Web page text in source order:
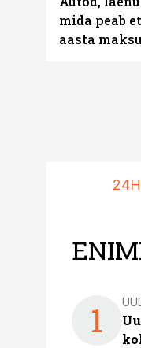
mida peab
aasta
24H
1